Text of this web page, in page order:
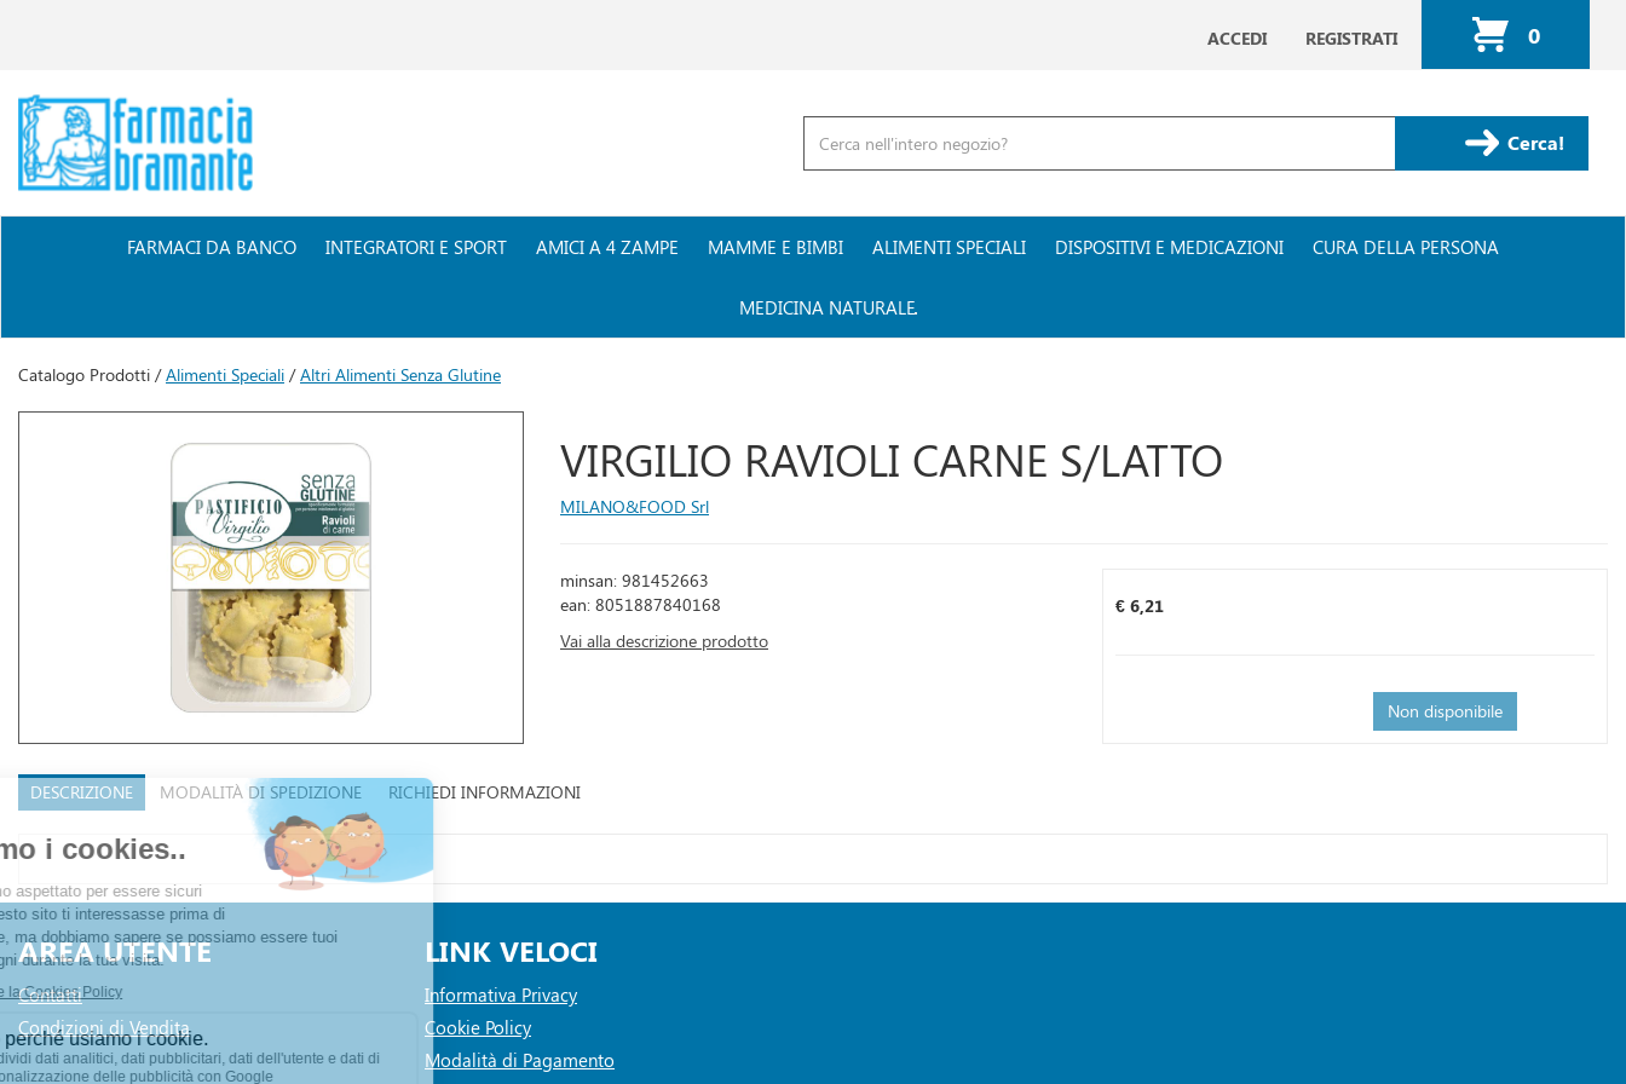
ACCEDI REGISTRATI 0
ARTICOLI
INSERITI
Farmacia
Bramante
Prodotto
Cerca Prodotto
FARMACI DA BANCO INTEGRATORI E SPORT AMICI A 4 ZAMPE MAMME E BIMBI ALIMENTI SPECIALI DISPOSITIVI E MEDICAZIONI CURA DELLA PERSONA
MEDICINA NATURALE
Catalogo Prodotti /Alimenti Speciali /Altri Alimenti Senza Glutine
VIRGILIO RAVIOLI CARNE S/LATTO
MILANO&FOOD Srl
minsan: 981452663
ean: 8051887840168
Vai alla descrizione prodotto
Prezzo
€ 6,21
Non disponibile
DESCRIZIONE MODALITÀ DI SPEDIZIONE RICHIEDI INFORMAZIONI
AREA UTENTE
Contatti
Condizioni di Vendita
LINK VELOCI
Informativa Privacy
Cookie Policy
Modalità di Pagamento